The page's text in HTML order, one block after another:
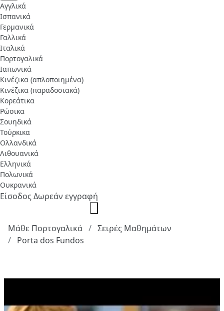
Αγγλικά
Ισπανικά
Γερμανικά
Γαλλικά
Ιταλικά
Πορτογαλικά
Ιαπωνικά
Κινέζικα (απλοποιημένα)
Κινέζικα (παραδοσιακά)
Κορεάτικα
Ρώσικα
Σουηδικά
Τούρκικα
Ολλανδικά
Λιθουανικά
Ελληνικά
Πολωνικά
Ουκρανικά
ΕίσοδοςΔωρεάν εγγραφή
Μάθε Πορτογαλικά
Σειρές Μαθημάτων
Porta dos Fundos